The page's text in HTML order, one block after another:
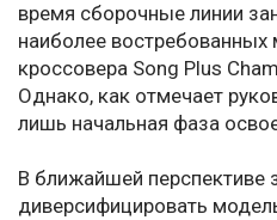
время сборочные линии
наиболее востребованных
кроссовера Song Plus
Однако, как отмечает
лишь начальная фаза
В ближайшей перспективе
диверсифицировать